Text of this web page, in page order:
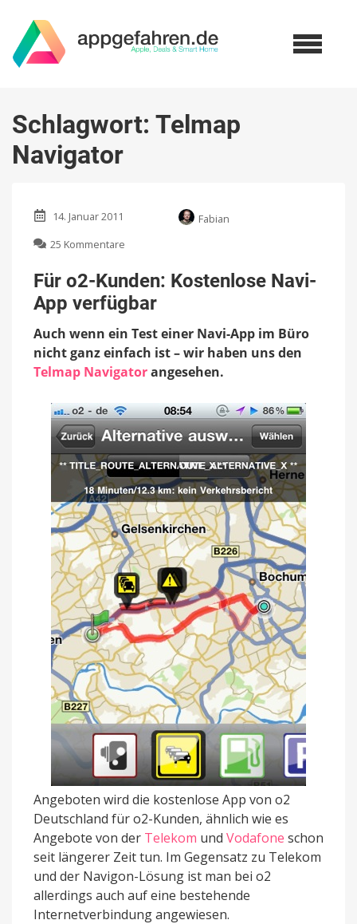
Schlagwort: Telmap
Navigator
14. Januar 2011
Fabian
25 Kommentare
o2-
Kunden:
Kostenlose
App
verfügbar
Für o2-Kunden: Kostenlose Navi-
App verfügbar
Auch wenn ein Test einer Navi-App im Büro
nicht ganz einfach ist – wir haben uns den
Telmap Navigatorangesehen.
Angeboten wird die kostenlose App von o2
Deutschland für o2-Kunden, ähnlich wie es
Angebote von der Telekom und Vodafone schon
seit längerer Zeit tun. Im Gegensatz zu Telekom
und der Navigon-Lösung ist man bei o2
allerdings auch auf eine bestehende
Internetverbindung angewiesen.